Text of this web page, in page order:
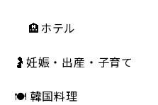
🏨ホテル
🤰妊娠・出産・子育て
🍽 韓国料理